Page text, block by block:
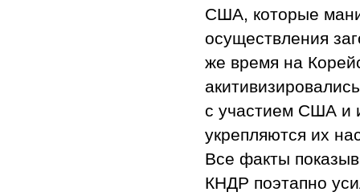
США, которые
осуществления
же время на
с участием США и
укрепляются их
Все факты
КНДР поэтапно